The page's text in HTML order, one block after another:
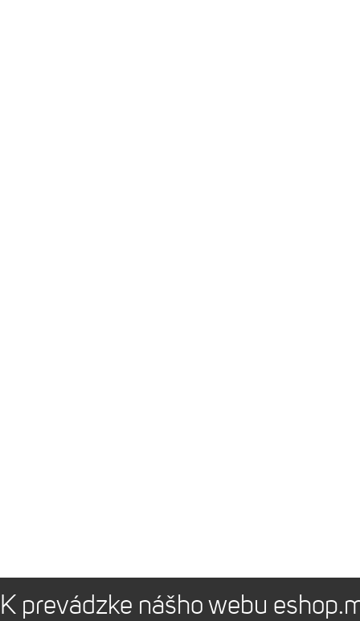
K prevádzke nášho webu